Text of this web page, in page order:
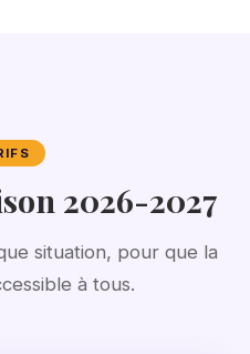
2026-2027
situation, pour que la
à tous.